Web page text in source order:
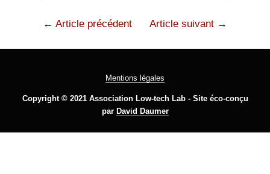
← Article précédent Article suivant →
Mentions légales
Copyright © 2021 Association Low-tech Lab - Site éco-conçu
par David Daumer